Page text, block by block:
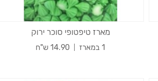
מארז טיפטופי סוכר ירוק
1 במארז 14.90 ש"ח